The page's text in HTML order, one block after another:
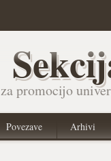
promocijo
Povezave Arhivi